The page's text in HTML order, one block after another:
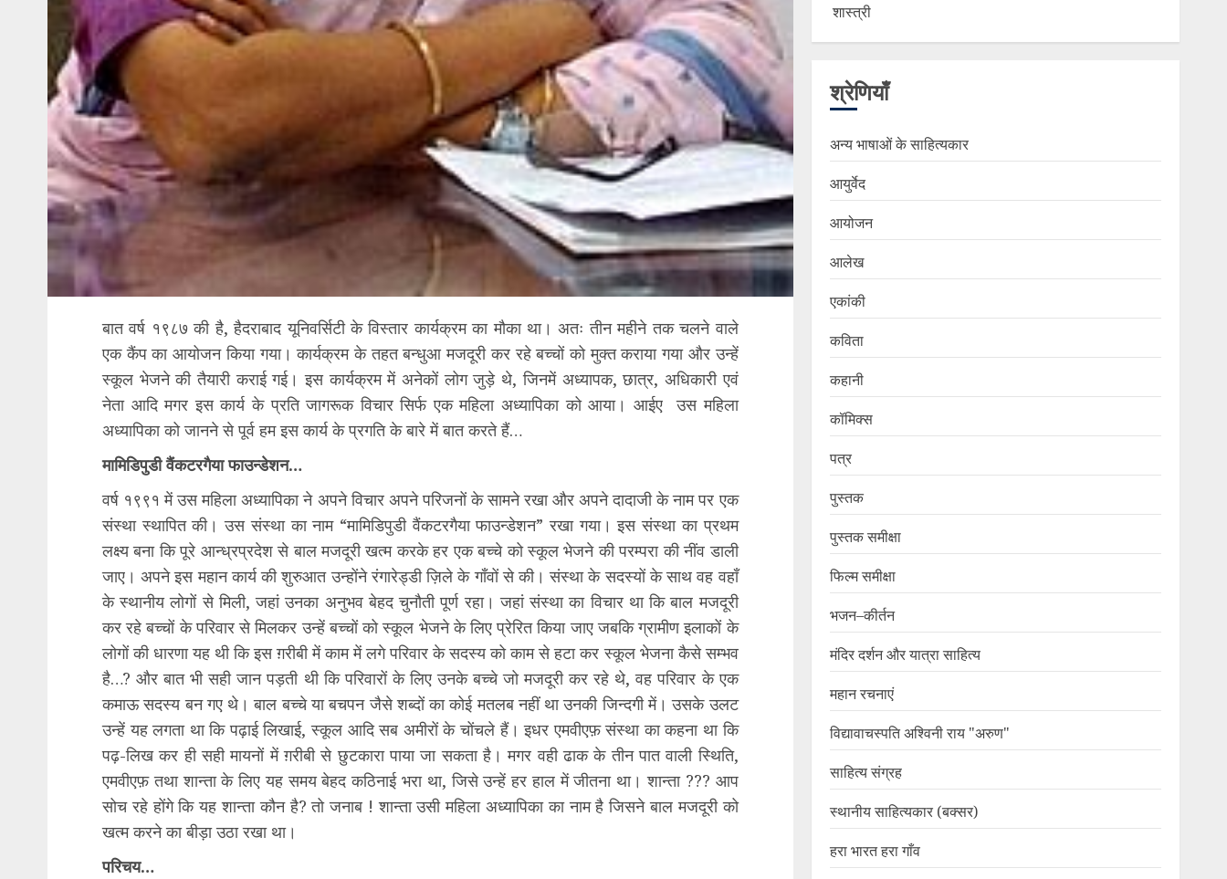
बात वर्ष १९८७ की है, हैदराबाद यूनिवर्सिटी के विस्तार कार्यक्रम का मौका था। अतः तीन महीने तक चलने वाले
एक कैंप का आयोजन किया गया। कार्यक्रम के तहत बन्धुआ मजदूरी कर रहे बच्चों को मुक्त कराया गया और उन्हें
स्कूल भेजने की तैयारी कराई गई। इस कार्यक्रम में अनेकों लोग जुड़े थे, जिनमें अध्यापक, छात्र, अधिकारी एवं
नेता आदि मगर इस कार्य के प्रति जागरूक विचार सिर्फ एक महिला अध्यापिका को आया। आईए उस महिला
अध्यापिका को जानने से पूर्व हम इस कार्य के प्रगति के बारे में बात करते हैं…
मामिडिपुडी वैंकटरगैया फाउन्डेशन…
वर्ष १९९१ में उस महिला अध्यापिका ने अपने विचार अपने परिजनों के सामने रखा और अपने दादाजी के नाम पर एक
संस्था स्थापित की। उस संस्था का नाम “मामिडिपुडी वैंकटरगैया फाउन्डेशन” रखा गया। इस संस्था का प्रथम
लक्ष्य बना कि पूरे आन्ध्रप्रदेश से बाल मजदूरी खत्म करके हर एक बच्चे को स्कूल भेजने की परम्परा की नींव डाली
जाए। अपने इस महान कार्य की शुरुआत उन्होंने रंगारेड्डी ज़िले के गाँवों से की। संस्था के सदस्यों के साथ वह वहाँ
के स्थानीय लोगों से मिली, जहां उनका अनुभव बेहद चुनौती पूर्ण रहा। जहां संस्था का विचार था कि बाल मजदूरी
कर रहे बच्चों के परिवार से मिलकर उन्हें बच्चों को स्कूल भेजने के लिए प्रेरित किया जाए जबकि ग्रामीण इलाकों के
लोगों की धारणा यह थी कि इस ग़रीबी में काम में लगे परिवार के सदस्य को काम से हटा कर स्कूल भेजना कैसे सम्भव
है…? और बात भी सही जान पड़ती थी कि परिवारों के लिए उनके बच्चे जो मजदूरी कर रहे थे, वह परिवार के एक
कमाऊ सदस्य बन गए थे। बाल बच्चे या बचपन जैसे शब्दों का कोई मतलब नहीं था उनकी जिन्दगी में। उसके उलट
उन्हें यह लगता था कि पढ़ाई लिखाई, स्कूल आदि सब अमीरों के चोंचले हैं। इधर एमवीएफ़ संस्था का कहना था कि
पढ़-लिख कर ही सही मायनों में ग़रीबी से छुटकारा पाया जा सकता है। मगर वही ढाक के तीन पात वाली स्थिति,
एमवीएफ़ तथा शान्ता के लिए यह समय बेहद कठिनाई भरा था, जिसे उन्हें हर हाल में जीतना था। शान्ता ??? आप
सोच रहे होंगे कि यह शान्ता कौन है? तो जनाब ! शान्ता उसी महिला अध्यापिका का नाम है जिसने बाल मजदूरी को
खत्म करने का बीड़ा उठा रखा था।
परिचय…
शास्त्री
श्रेणियाँ
अन्य भाषाओं के साहित्यकार
आयुर्वेद
आयोजन
आलेख
एकांकी
कविता
कहानी
कॉमिक्स
पत्र
पुस्तक
पुस्तक समीक्षा
फिल्म समीक्षा
भजन–कीर्तन
मंदिर दर्शन और यात्रा साहित्य
महान रचनाएं
विद्यावाचस्पति अश्विनी राय "अरुण"
साहित्य संग्रह
स्थानीय साहित्यकार (बक्सर)
हरा भारत हरा गाँव